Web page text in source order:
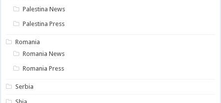
Palestina News
Palestina Press
Romania
Romania News
Romania Press
Serbia